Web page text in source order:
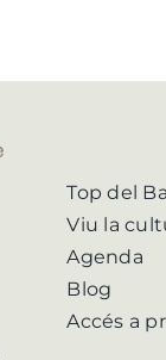
Top del
Viu la
Agenda
Blog
Accés a